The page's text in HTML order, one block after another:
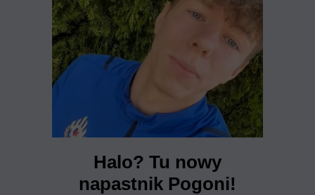
Halo? Tu nowy
napastnik Pogoni!